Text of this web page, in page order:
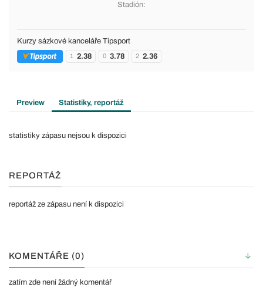
Stadión:
Kurzy sázkové kanceláře Tipsport
1 2.38 0 3.78 2 2.36
Preview Statistiky, reportáž
statistiky zápasu nejsou k dispozici
REPORTÁŽ
reportáž ze zápasu není k dispozici
KOMENTÁŘE (0)
zatím zde není žádný komentář